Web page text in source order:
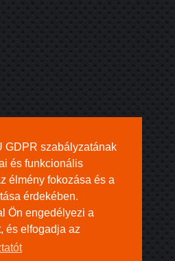
GDPR szabályzatának
és funkcionális
élmény fokozása és a
érdekében.
Ön engedélyezi a
és elfogadja az